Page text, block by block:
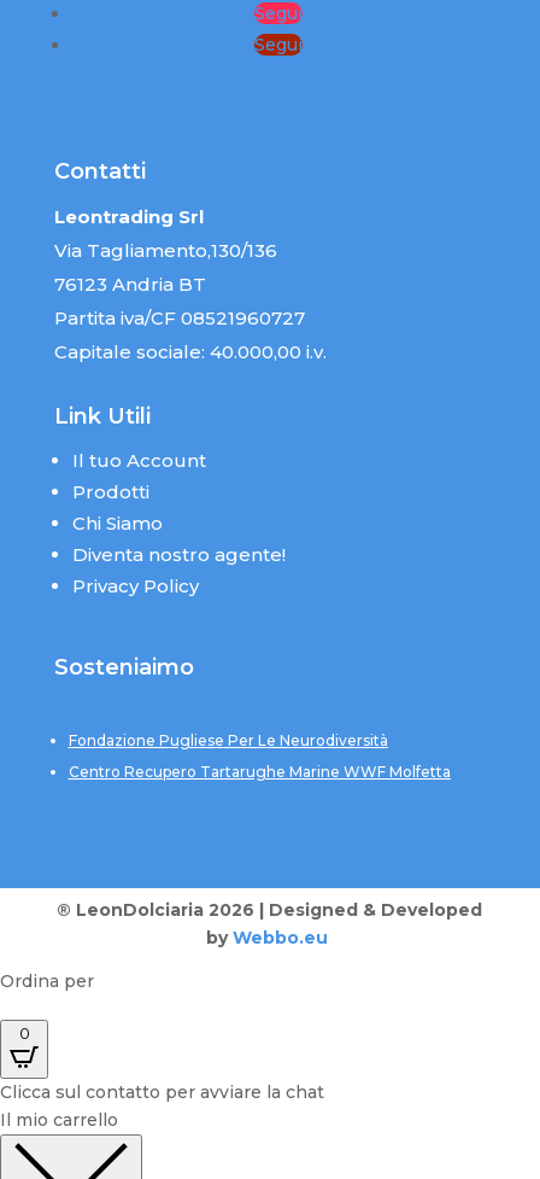
Segui
Segui
Contatti
Leontrading Srl
Via Tagliamento,130/136
76123 Andria BT
Partita iva/CF 08521960727
Capitale sociale: 40.000,00 i.v.
Link Utili
Il tuo Account
Prodotti
Chi Siamo
Diventa nostro agente!
Privacy Policy
Sosteniaimo
Fondazione Pugliese Per Le Neurodiversità
Centro Recupero Tartarughe Marine WWF Molfetta
® LeonDolciaria 2026 | Designed & Developed
by Webbo.eu
Ordina per
0
Clicca sul contatto per avviare la chat
Il mio carrello